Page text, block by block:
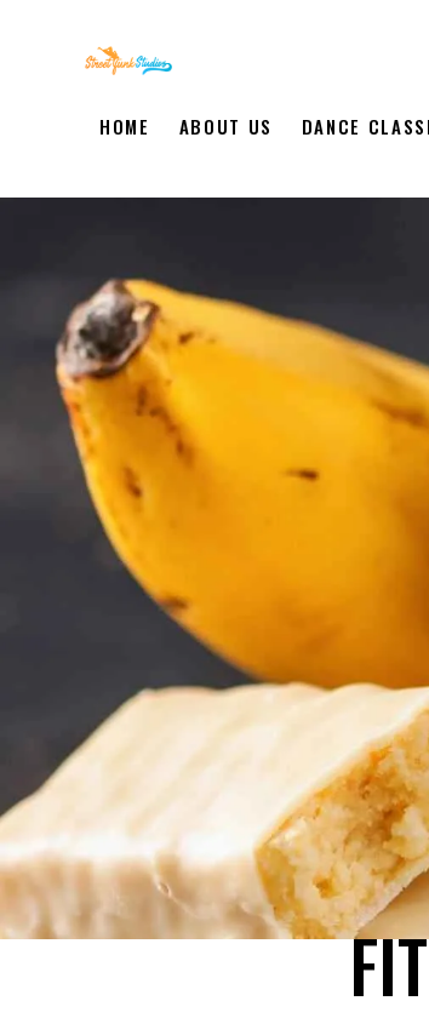
HOME ABOUT US DANCE